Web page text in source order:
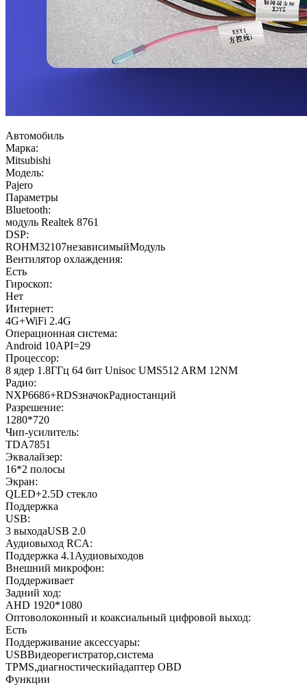
Автомобиль
Марка:
Mitsubishi
Модель:
Pajero
Параметры
Bluetooth:
модуль Realtek 8761
DSP:
ROHM32107независимыйМодуль
Вентилятор охлаждения:
Есть
Гироскоп:
Нет
Интернет:
4G+WiFi 2.4G
Операционная система:
Android 10API=29
Процессор:
8 ядер 1.8ГГц 64 бит Unisoc UMS512 ARM 12NM
Радио:
NXP6686+RDSзначокРадиостанций
Разрешение:
1280*720
Чип-усилитель:
TDA7851
Эквалайзер:
16*2 полосы
Экран:
QLED+2.5D стекло
Поддержка
USB:
3 выходаUSB 2.0
Аудиовыход RCA:
Поддержка 4.1Аудиовыходов
Внешний микрофон:
Поддерживает
Задний ход:
AHD 1920*1080
Оптоволоконный и коаксиальный цифровой выход:
Есть
Поддерживание аксессуары:
USBВидеорегистратор,система
TPMS,диагностическийадаптер OBD
Функции